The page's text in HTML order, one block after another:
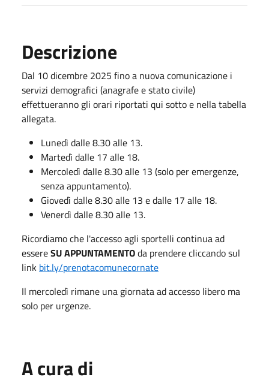
Descrizione
Dal 10 dicembre 2025 fino a nuova comunicazione i
servizi demografici (anagrafe e stato civile)
effettueranno gli orari riportati qui sotto e nella tabella
allegata.
Lunedì dalle 8.30 alle 13.
Martedì dalle 17 alle 18.
Mercoledì dalle 8.30 alle 13 (solo per emergenze,
senza appuntamento).
Giovedì dalle 8.30 alle 13 e dalle 17 alle 18.
Venerdì dalle 8.30 alle 13.
Ricordiamo che l'accesso agli sportelli continua ad
essereSU APPUNTAMENTOda prendere cliccando sul
link bit.ly/prenotacomunecornate
Il mercoledì rimane una giornata ad accesso libero ma
solo per urgenze.
A cura di